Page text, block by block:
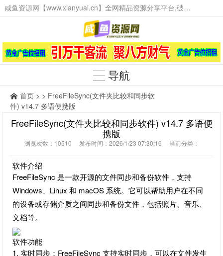
咸鱼资源网【www.xianyuai.cn】全网精品资源分享平台,破解软件,技术源码,火爆项目,工具辅助,这里无所不有。
导航
首页 > > FreeFileSync(文件夹比较和同步软
件) v14.7 多语便携版
FreeFileSync(文件夹比较和同步软件) v14.7 多语便
携版
浏览次数：10510 发布时间：2026/1/23 07:30:16 当前分类：
软件介绍
FreeFileSync 是一款开源的文件同步和备份软件，支持
Windows、Linux 和 macOS 系统。它可以帮助用户在不同
的设备或存储介质之间同步和备份文件，包括照片、音乐、
文档等。
软件功能
1. 实时同步：FreeFileSync 支持实时同步，可以在文件发生